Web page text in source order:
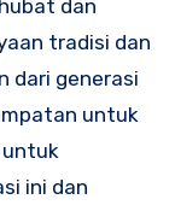
dan
tradisi dan
dari generasi
untuk
untuk
ini dan